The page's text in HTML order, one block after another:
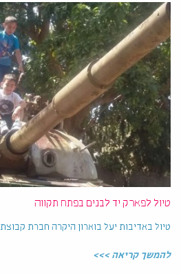
טיול לפארק יד לבנים בפתח תקווה
טיול באדיבות יעל בוארון היקרה חברת
להמשך קריאה >>>